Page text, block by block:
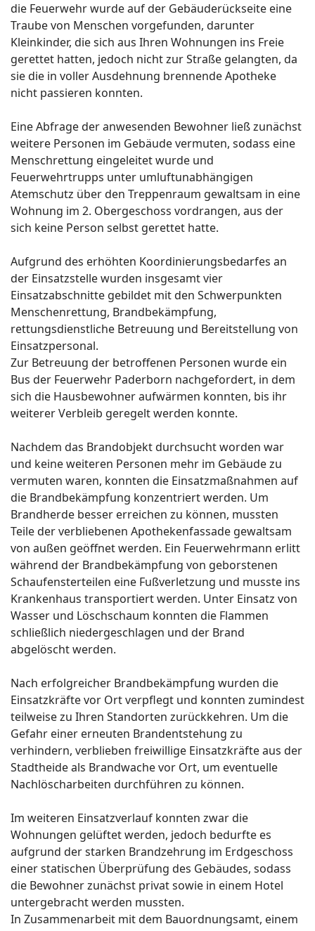
die Feuerwehr wurde auf der Gebäuderückseite eine
Traube von Menschen vorgefunden, darunter
Kleinkinder, die sich aus Ihren Wohnungen ins Freie
gerettet hatten, jedoch nicht zur Straße gelangten, da
sie die in voller Ausdehnung brennende Apotheke
nicht passieren konnten.
Eine Abfrage der anwesenden Bewohner ließ zunächst
weitere Personen im Gebäude vermuten, sodass eine
Menschrettung eingeleitet wurde und
Feuerwehrtrupps unter umluftunabhängigen
Atemschutz über den Treppenraum gewaltsam in eine
Wohnung im 2. Obergeschoss vordrangen, aus der
sich keine Person selbst gerettet hatte.
Aufgrund des erhöhten Koordinierungsbedarfes an
der Einsatzstelle wurden insgesamt vier
Einsatzabschnitte gebildet mit den Schwerpunkten
Menschenrettung, Brandbekämpfung,
rettungsdienstliche Betreuung und Bereitstellung von
Einsatzpersonal.
Zur Betreuung der betroffenen Personen wurde ein
Bus der Feuerwehr Paderborn nachgefordert, in dem
sich die Hausbewohner aufwärmen konnten, bis ihr
weiterer Verbleib geregelt werden konnte.
Nachdem das Brandobjekt durchsucht worden war
und keine weiteren Personen mehr im Gebäude zu
vermuten waren, konnten die Einsatzmaßnahmen auf
die Brandbekämpfung konzentriert werden. Um
Brandherde besser erreichen zu können, mussten
Teile der verbliebenen Apothekenfassade gewaltsam
von außen geöffnet werden. Ein Feuerwehrmann erlitt
während der Brandbekämpfung von geborstenen
Schaufensterteilen eine Fußverletzung und musste ins
Krankenhaus transportiert werden. Unter Einsatz von
Wasser und Löschschaum konnten die Flammen
schließlich niedergeschlagen und der Brand
abgelöscht werden.
Nach erfolgreicher Brandbekämpfung wurden die
Einsatzkräfte vor Ort verpflegt und konnten zumindest
teilweise zu Ihren Standorten zurückkehren. Um die
Gefahr einer erneuten Brandentstehung zu
verhindern, verblieben freiwillige Einsatzkräfte aus der
Stadtheide als Brandwache vor Ort, um eventuelle
Nachlöscharbeiten durchführen zu können.
Im weiteren Einsatzverlauf konnten zwar die
Wohnungen gelüftet werden, jedoch bedurfte es
aufgrund der starken Brandzehrung im Erdgeschoss
einer statischen Überprüfung des Gebäudes, sodass
die Bewohner zunächst privat sowie in einem Hotel
untergebracht werden mussten.
In Zusammenarbeit mit dem Bauordnungsamt, einem